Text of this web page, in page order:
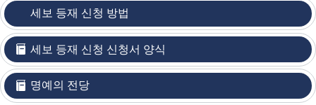
세보 등재 신청 방법
세보 등재 신청 신청서 양식
명예의 전당